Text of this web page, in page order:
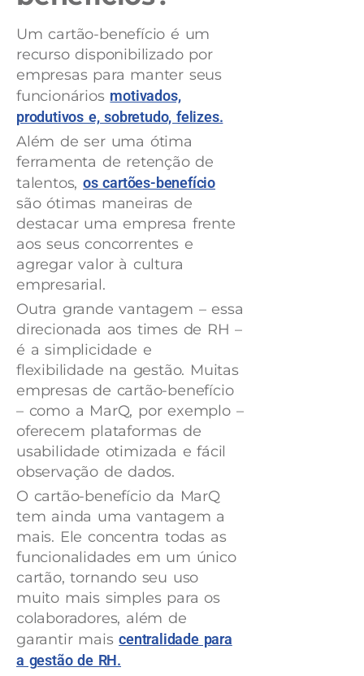
Um cartão-benefício é um
recurso disponibilizado por
empresas para manter seus
funcionários motivados,
produtivos e, sobretudo, felizes.
Além de ser uma ótima
ferramenta de retenção de
talentos,os cartões-benefício
são ótimas maneiras de
destacar uma empresa frente
aos seus concorrentes e
agregar valor à cultura
empresarial.
Outra grande vantagem – essa
direcionada aos times de RH –
é a simplicidade e
flexibilidade na gestão. Muitas
empresas de cartão-benefício
– como a MarQ, por exemplo –
oferecem plataformas de
usabilidade otimizada e fácil
observação de dados.
O cartão-benefício da MarQ
tem ainda uma vantagem a
mais. Ele concentra todas as
funcionalidades em um único
cartão, tornando seu uso
muito mais simples para os
colaboradores, além de
garantir maiscentralidade para
a gestão de RH.